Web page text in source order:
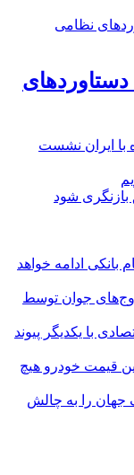
بانکی ادامه خواهد
به زوج‌های جوان توسط
با یکدیگر پیوند
قیمت خودرو هیچ
جهان را به چالش